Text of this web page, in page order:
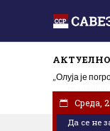
„Олуја је
Да се не
Cреда,